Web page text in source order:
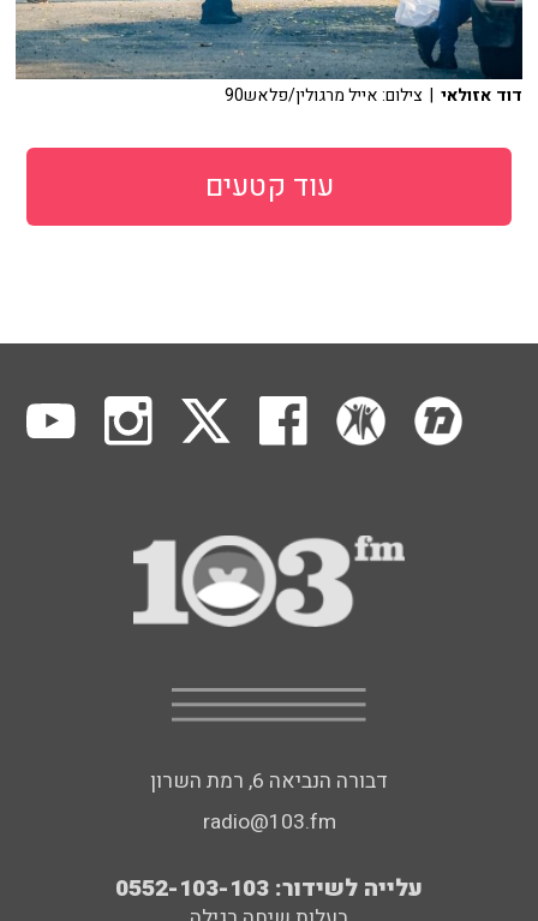
דוד אזולאי | צילום: אייל מרגולין/פלאש90
עוד קטעים
דבורה הנביאה 6, רמת השרון
radio@103.fm
עלייה לשידור: 0552-103-103